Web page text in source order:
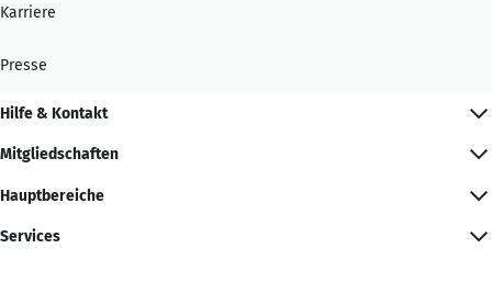
Karriere
Presse
Hilfe & Kontakt
Mitgliedschaften
Hauptbereiche
Services